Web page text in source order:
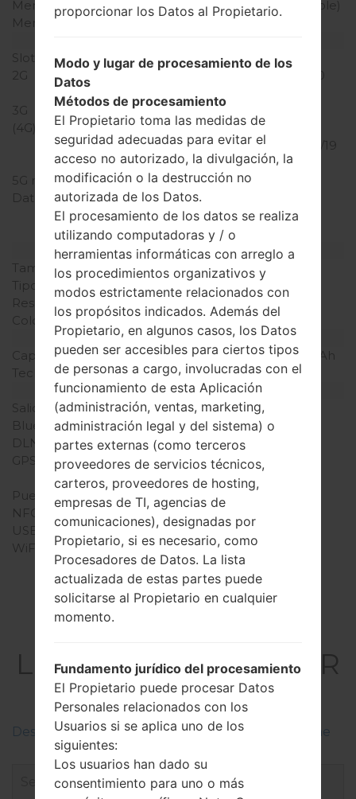
Memoria interna
32GB (24GB user available)
Memoria externa
microSD, hasta 128 GB
Slot de tarjeta
1 Micro-SIM
2G
MHz
3G
UMTS 850/1900/2100
(4G) LTE
LTE
700/850/900/1700/1800/19
00/2100/2600
5G network
-
Datos
GPRS, EDGE, UMTS,
HSDPA,HSUPA, HSPA+,
LTE, LTE-A
Pantalla
Tamaño de la pantalla
5.5″
Tipo de Pantalla
TFT Super IPS+
Resolución de Pantalla
1440 x 2392 píxeles
Colores de pantalla
16 million
Batería y Teclado
Capacidad de batería
Extraíble Li-Ion 3000 mAh
Teclado físico
-
Interfaces
Salida de audio
3.5mm jack
Bluetooth
versión 4.0, A2DP
DLNA
Sí
GPS
A-GPS, GeoTagging,
GLONASS
Puerto infrarrojo
NFC
Sí
USB
microUSB 2.0
WiFi
WI-FI 802.11 a/b/g/n/ac
LGD850PR(LGD850PR
) akaLG G3
Descripciones de regiones firmwares de LG Phone
proporcionar los Datos al Propietario.
Modo y lugar de procesamiento de los
Datos
Métodos de procesamiento
El Propietario toma las medidas de
seguridad adecuadas para evitar el
acceso no autorizado, la divulgación, la
modificación o la destrucción no
autorizada de los Datos.
El procesamiento de los datos se realiza
utilizando computadoras y / o
herramientas informáticas con arreglo a
los procedimientos organizativos y
modos estrictamente relacionados con
los propósitos indicados. Además del
Propietario, en algunos casos, los Datos
pueden ser accesibles para ciertos tipos
de personas a cargo, involucradas con el
funcionamiento de esta Aplicación
(administración, ventas, marketing,
administración legal y del sistema) o
partes externas (como terceros
proveedores de servicios técnicos,
carteros, proveedores de hosting,
empresas de TI, agencias de
comunicaciones), designadas por
Propietario, si es necesario, como
Procesadores de Datos. La lista
actualizada de estas partes puede
solicitarse al Propietario en cualquier
momento.
Fundamento jurídico del procesamiento
El Propietario puede procesar Datos
Personales relacionados con los
Usuarios si se aplica uno de los
siguientes:
Los usuarios han dado su
consentimiento para uno o más